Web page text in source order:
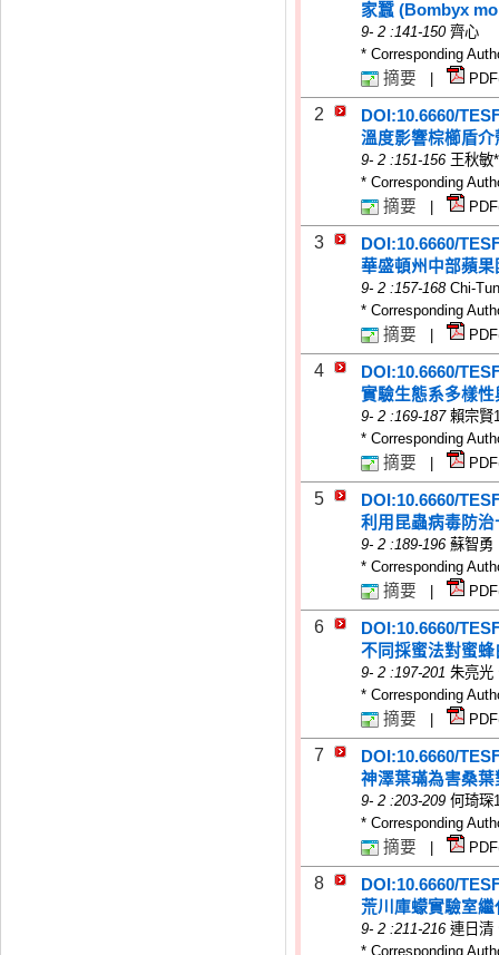
家蠶 (Bombyx
9- 2 :141-150 齊心
* Corresponding
摘要
2
DOI:10.6660/
溫度影響棕櫛盾
9- 2 :151-156 王秋敏
* Corresponding
摘要
3
DOI:10.6660/
華盛頓州中部蘋
9- 2 :157-168 Chi-
* Corresponding
摘要
4
DOI:10.6660/
實驗生態系多樣
9- 2 :169-187 賴宗賢
* Corresponding
摘要
5
DOI:10.6660/
利用昆蟲病毒防
9- 2 :189-196 蘇智勇
* Corresponding
摘要
6
DOI:10.6660/
不同採蜜法對蜜
9- 2 :197-201 朱亮光
* Corresponding
摘要
7
DOI:10.6660/
神澤葉璊為害桑
9- 2 :203-209 何琦琛
* Corresponding
摘要
8
DOI:10.6660/
荒川庫蠓實驗室
9- 2 :211-216 連日清
* Corresponding